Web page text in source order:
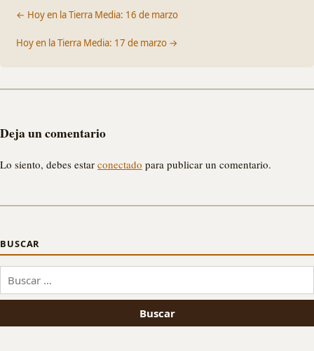
← Hoy en la Tierra Media: 16 de marzo
Hoy en la Tierra Media: 17 de marzo →
Deja un comentario
Lo siento, debes estar conectado para publicar un comentario.
BUSCAR
Buscar: